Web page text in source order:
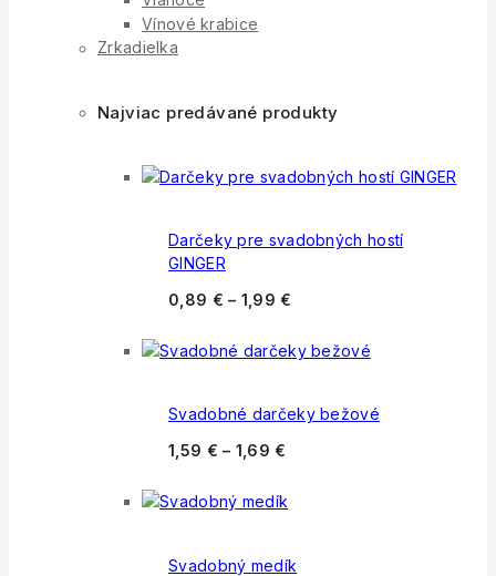
Vínové krabice
Zrkadielka
Najviac predávané produkty
Darčeky pre svadobných hostí
GINGER
0,89 € – 1,99 €
Svadobné darčeky bežové
1,59 € – 1,69 €
Svadobný medík